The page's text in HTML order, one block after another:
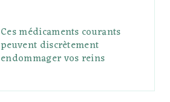
Ces médicaments courants
peuvent discrètement
endommager vos reins